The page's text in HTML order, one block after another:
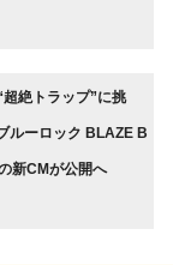
絶トラップ”に挑
ーロック BLAZE B
新CMが公開へ